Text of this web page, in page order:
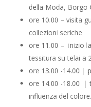
della Moda, Borgo
ore 10.00 – visita
collezioni seriche
ore 11.00 – inizio
tessitura su telai a
ore 13.00 -14.00 |
ore 14.00 -18.00 |
influenza del colore.